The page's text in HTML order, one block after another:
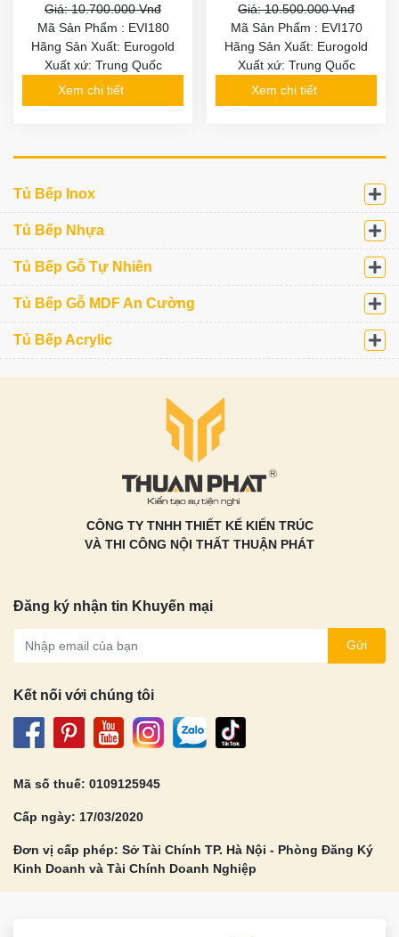
Giá: 10.700.000 Vnđ
Mã Sản Phẩm : EVI180
Hãng Sản Xuất: Eurogold
Xuất xứ: Trung Quốc
Xem chi tiết
Giá: 10.500.000 Vnđ
Mã Sản Phẩm : EVI170
Hãng Sản Xuất: Eurogold
Xuất xứ: Trung Quốc
Xem chi tiết
Tủ Bếp Inox
Tủ Bếp Nhựa
Tủ Bếp Gỗ Tự Nhiên
Tủ Bếp Gỗ MDF An Cường
Tủ Bếp Acrylic
CÔNG TY TNHH THIẾT KẾ KIẾN TRÚC
VÀ THI CÔNG NỘI THẤT THUẬN PHÁT
Đăng ký nhận tin Khuyến mại
Gửi
Kết nối với chúng tôi
Mã số thuế: 0109125945
Cấp ngày: 17/03/2020
Đơn vị cấp phép: Sở Tài Chính TP. Hà Nội - Phòng Đăng Ký
Kinh Doanh và Tài Chính Doanh Nghiệp